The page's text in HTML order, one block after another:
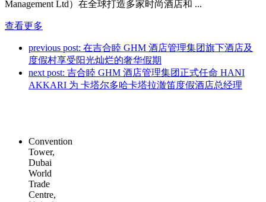
Management Ltd）在全球打造多家时尚酒店和 ...
查看更多
previous post: 在吉合睦 GHM 酒店管理集团旗下酒店及
度假村享受阳光灿烂的奢华假期
next post: 吉合睦 GHM 酒店管理集团正式任命 HANI
AKKARI 为 卡塔尔多哈卡塔拉澈笛度假酒店总经理
Convention
Tower,
Dubai
World
Trade
Centre,